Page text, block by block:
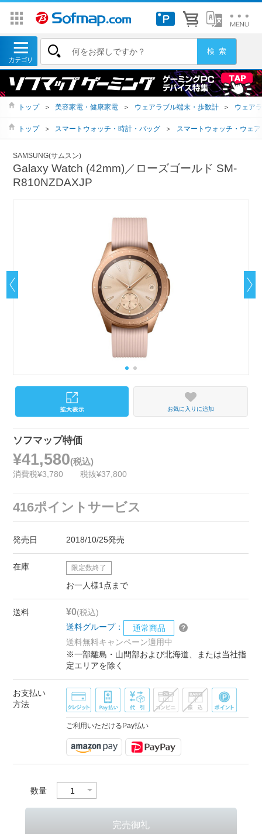
トップ ＞ 美容家電・健康家電 ＞ ウェアラブル端末・歩数計 ＞ ウェア
トップ ＞ スマートウォッチ・時計・バッグ ＞ スマートウォッチ・ウェ
SAMSUNG(サムスン)
Galaxy Watch (42mm)／ローズゴールド SM-
R810NZDAXJP
お気に入りに追加
ソフマップ特価
¥41,580(税込)
消費税¥3,780 税抜¥37,800
416ポイントサービス
発売日 2018/10/25発売
在庫 限定数終了
お一人様1点まで
送料 ¥0(税込)
送料グループ：
通常商品
送料無料キャンペーン適用中
※一部離島・山間部および北海道、または当社指
定エリアを除く
お支払い
方法
ご利用いただけるPay払い
数量